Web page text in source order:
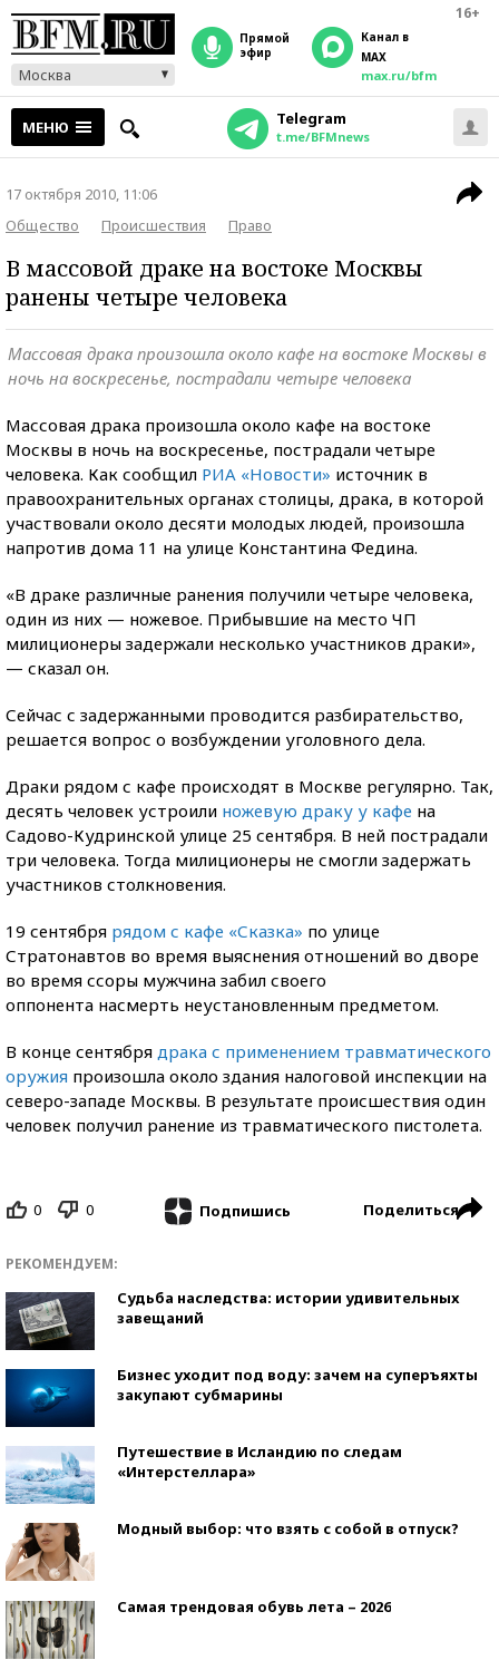
16+
Москва
прямой
эфир
Канал в
MAX
max.ru/bfm
МЕНЮ Telegram
t.me/BFMnews
17 октября 2010, 11:06
Общество
Происшествия Право
В массовой драке на востоке Москвы
ранены четыре человека
Массовая драка произошла около кафе на востоке Москвы в
ночь на воскресенье, пострадали четыре человека
Массовая драка произошла около кафе на востоке
Москвы в ночь на воскресенье, пострадали четыре
человека. Как сообщил РИА «Новости» источник в
правоохранительных органах столицы, драка, в которой
участвовали около десяти молодых людей, произошла
напротив дома 11 на улице Константина Федина.
«В драке различные ранения получили четыре человека,
один из них — ножевое. Прибывшие на место ЧП
милиционеры задержали несколько участников драки»,
— сказал он.
Сейчас с задержанными проводится разбирательство,
решается вопрос о возбуждении уголовного дела.
Драки рядом с кафе происходят в Москве регулярно. Так,
десять человек устроили ножевую драку у кафе на
Садово-Кудринской улице 25 сентября. В ней пострадали
три человека. Тогда милиционеры не смогли задержать
участников столкновения.
19 сентября рядом с кафе «Сказка» по улице
Стратонавтов во время выяснения отношений во дворе
во время ссоры мужчина забил своего
оппонента насмерть неустановленным предметом.
В конце сентября драка с применением травматического
оружия произошла около здания налоговой инспекции на
северо-западе Москвы. В результате происшествия один
человек получил ранение из травматического пистолета.
0 0 Подпишись Поделиться
РЕКОМЕНДУЕМ:
Судьба наследства: истории удивительных
завещаний
Бизнес уходит под воду: зачем на суперъяхты
закупают субмарины
Путешествие в Исландию по следам
«Интерстеллара»
Модный выбор: что взять с собой в отпуск?
Самая трендовая обувь лета – 2026